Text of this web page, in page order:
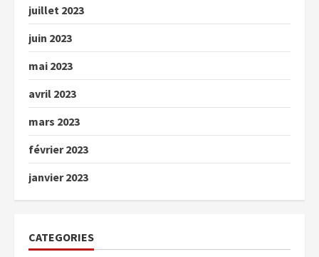
juillet 2023
juin 2023
mai 2023
avril 2023
mars 2023
février 2023
janvier 2023
CATEGORIES